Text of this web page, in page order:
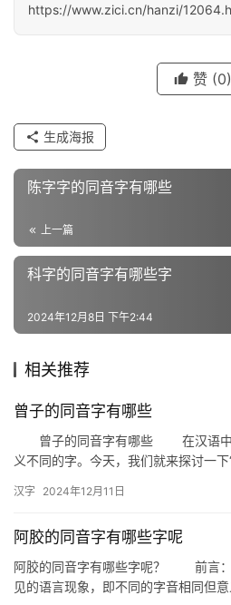
组
词
义
词
义
词
组
词
音
https://www.zici.cn/hanzi/
赞 (0)
生成海报
陈字字的同音字有哪些
上一篇
科字的同音字有哪些字
2024年12月8日 下午2:44
相关推荐
曾子的同音字有哪些
曾子的同音字有哪些 在汉语中
义不同的字。今天，我们就来探讨一
汉字 2024年12月11日
阿胶的同音字有哪些字呢
阿胶的同音字有哪些字呢？ 前言：
见的语言现象，即不同的字音相同但